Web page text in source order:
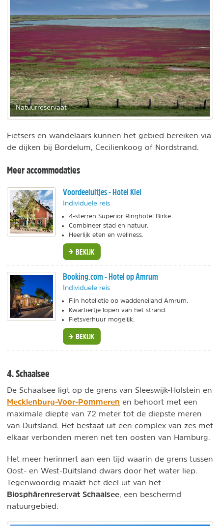
Natuurreservaat
Fietsers en wandelaars kunnen het gebied bereiken via
de dijken bij Bordelum, Cecilienkoog of Nordstrand.
Meer accommodaties
Voordeeluitjes - Hotel Kiel
Individuele reis
4-sterren Superior Ringhotel Birke.
Combineer stad en natuur.
Heerlijk eten en wellness.
BEKIJK
Booking.com - Hotel op Amrum
Individuele reis
Fijn hotelletje op waddeneiland Amrum.
Kwartiertje lopen van het strand.
Fietsverhuur mogelijk.
BEKIJK
4. Schaalsee
De Schaalsee ligt op de grens van Sleeswijk-Holstein en
Mecklenburg-Voor-Pommeren en behoort met een
maximale diepte van 72 meter tot de diepste meren
van Duitsland. Het bestaat uit een complex van zes met
elkaar verbonden meren net ten oosten van Hamburg.
Het meer herinnert aan een tijd waarin de grens tussen
Oost- en West-Duitsland dwars door het water liep.
Tegenwoordig maakt het deel uit van het
Biosphärenreservat Schaalsee , een beschermd
natuurgebied.